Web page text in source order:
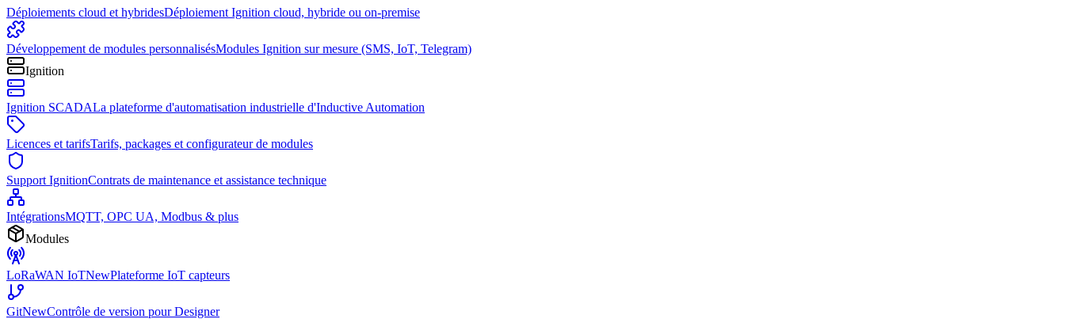
Déploiements cloud et hybridesDéploiement Ignition cloud, hybride ou on-premise
Développement de modules personnalisésModules Ignition sur mesure (SMS, IoT, Telegram)
Ignition
Ignition SCADALa plateforme d'automatisation industrielle d'Inductive Automation
Licences et tarifsTarifs, packages et configurateur de modules
Support IgnitionContrats de maintenance et assistance technique
IntégrationsMQTT, OPC UA, Modbus & plus
Modules
LoRaWAN IoTNewPlateforme IoT capteurs
GitNewContrôle de version pour Designer